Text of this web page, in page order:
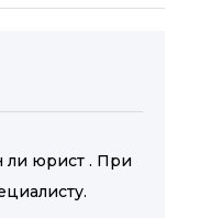
ли юрист . При